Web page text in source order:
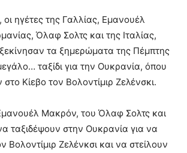
οι ηγέτες της Γαλλίας, Εμανουέλ
Όλαφ Σολτς και της Ιταλίας,
τα ξημερώματα της Πέμπτης
ταξίδι για την Ουκρανία, όπου
Κίεβο τον Βολοντίμιρ Ζελένσκι.
Μακρόν, του Όλαφ Σολτς και
ταξιδέψουν στην Ουκρανία για να
Βολοντίμιρ Ζελένκσι και να στείλουν